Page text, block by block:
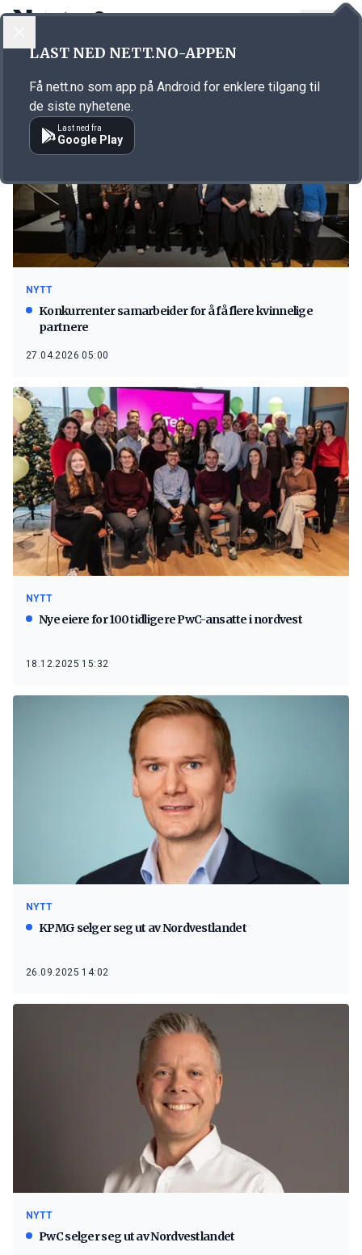
Emne: PWC
NYTT
Konkurrenter samarbeider for å få flere kvinnelige
partnere
27.04.2026 05:00
NYTT
Nye eiere for 100 tidligere PwC-ansatte i nordvest
18.12.2025 15:32
NYTT
KPMG selger seg ut av Nordvestlandet
26.09.2025 14:02
NYTT
PwC selger seg ut av Nordvestlandet
LAST NED NETT.NO-APPEN
Få nett.no som app på Android for enklere tilgang til
de siste nyhetene.
Last ned fra
Google Play